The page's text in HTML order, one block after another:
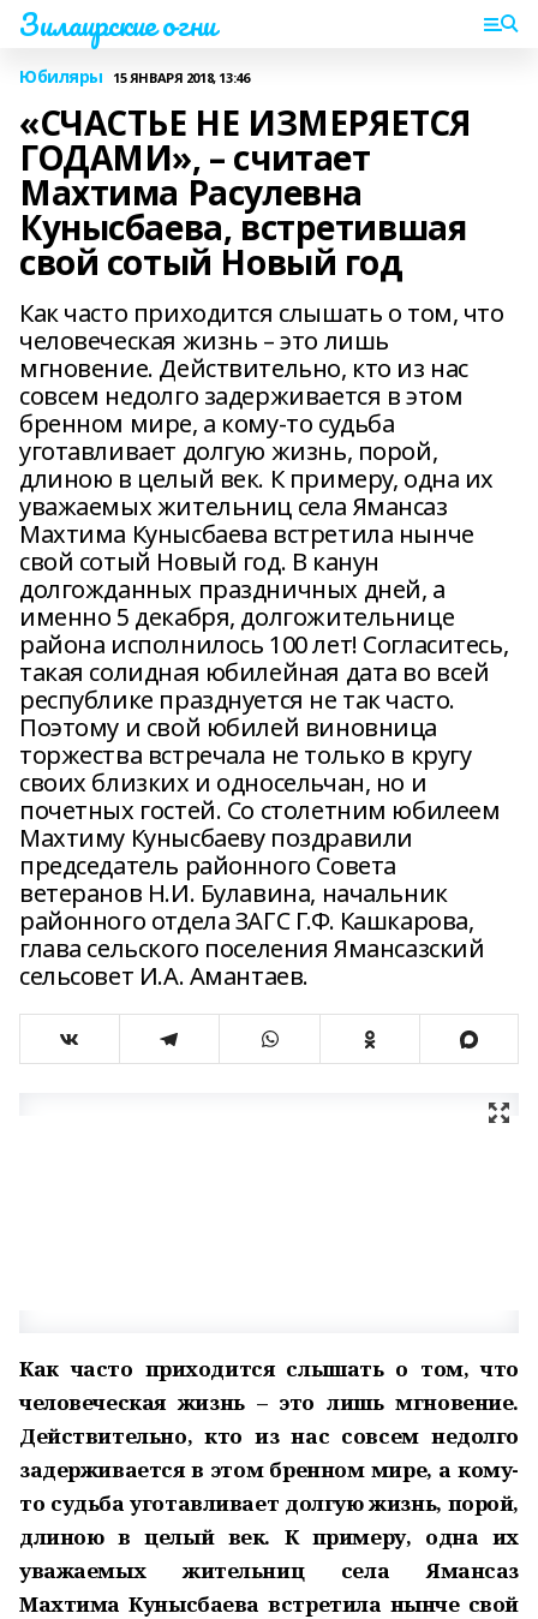
Зилаирские огни
Юбиляры 15 ЯНВАРЯ 2018, 13:46
«СЧАСТЬЕ НЕ ИЗМЕРЯЕТСЯ
ГОДАМИ», – считает
Махтима Расулевна
Кунысбаева, встретившая
свой сотый Новый год
Как часто приходится слышать о том, что
человеческая жизнь – это лишь
мгновение. Действительно, кто из нас
совсем недолго задерживается в этом
бренном мире, а кому-то судьба
уготавливает долгую жизнь, порой,
длиною в целый век. К примеру, одна их
уважаемых жительниц села Ямансаз
Махтима Кунысбаева встретила нынче
свой сотый Новый год. В канун
долгожданных праздничных дней, а
именно 5 декабря, долгожительнице
района исполнилось 100 лет! Согласитесь,
такая солидная юбилейная дата во всей
республике празднуется не так часто.
Поэтому и свой юбилей виновница
торжества встречала не только в кругу
своих близких и односельчан, но и
почетных гостей. Со столетним юбилеем
Махтиму Кунысбаеву поздравили
председатель районного Совета
ветеранов Н.И. Булавина, начальник
районного отдела ЗАГС Г.Ф. Кашкарова,
глава сельского поселения Ямансазский
сельсовет И.А. Амантаев.
Как часто приходится слышать о том, что
человеческая жизнь – это лишь мгновение.
Действительно, кто из нас совсем недолго
задерживается в этом бренном мире, а кому-
то судьба уготавливает долгую жизнь, порой,
длиною в целый век. К примеру, одна их
уважаемых жительниц села Ямансаз
Махтима Кунысбаева встретила нынче свой